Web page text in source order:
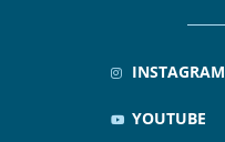
INSTAGRAM
YOUTUBE